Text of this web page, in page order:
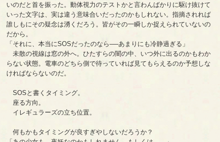
いのだと首を振った。動体視力のテストかと言わんばかりに駆け抜けて
いった文字は、実は違う意味合いだったのかもしれない。指摘されれば
誰しもにその疑念は湧くだろう。皆がその一瞬しか捉えられていないの
だから。
「それに、本当にSOSだったのなら──あまりにも冷静過ぎる」
未散の視線は窓の外へ。ひたすらの闇の中、いつ外に出るのかもわか
らない状態。電車のどちら側で待っていれば見てもらえるのか予想しな
ければならないのだ。
SOSと書くタイミング。
座る方向。
イレギュラーズの立ち位置。
何もかもタイミングが良すぎやしないだろうか？